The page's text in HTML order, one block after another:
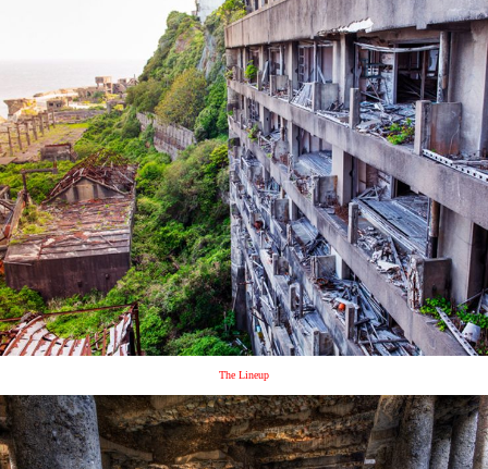
The Lineup